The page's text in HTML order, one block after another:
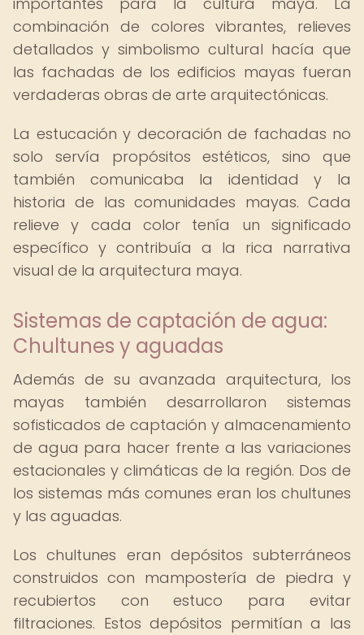
combinación de colores vibrantes, relieves
detallados y simbolismo cultural hacía que
las fachadas de los edificios mayas fueran
verdaderas obras de arte arquitectónicas.
La estucación y decoración de fachadas no
solo servía propósitos estéticos, sino que
también comunicaba la identidad y la
historia de las comunidades mayas. Cada
relieve y cada color tenía un significado
específico y contribuía a la rica narrativa
visual de la arquitectura maya.
Sistemas de captación de agua:
Chultunes y aguadas
Además de su avanzada arquitectura, los
mayas también desarrollaron sistemas
sofisticados de captación y almacenamiento
de agua para hacer frente a las variaciones
estacionales y climáticas de la región. Dos de
los sistemas más comunes eran los chultunes
y las aguadas.
Los chultunes eran depósitos subterráneos
construidos con mampostería de piedra y
recubiertos con estuco para evitar
filtraciones. Estos depósitos permitían a las